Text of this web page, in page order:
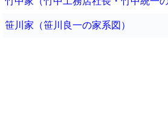
笹川家（笹川良一の家系図）